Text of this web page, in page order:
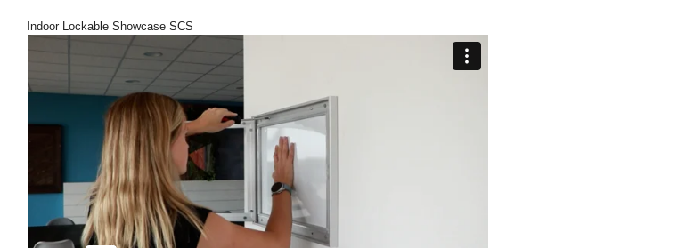
Indoor Lockable Showcase SCS